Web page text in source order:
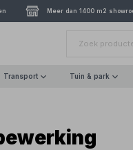
Meer dan 1400 m2
Transport Tuin & park